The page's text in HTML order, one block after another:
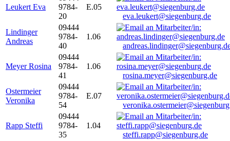
Leukert Eva
9784-
20
E.05
eva.leukert@siegenburg.de
Lindinger
Andreas
09444
9784-
40
1.06
Meyer Rosina
09444
9784-
41
1.06
rosina.meyer@siegenburg.de
Ostermeier
Veronika
09444
9784-
54
E.07
Rapp Steffi
09444
9784-
35
1.04
steffi.rapp@siegenburg.de